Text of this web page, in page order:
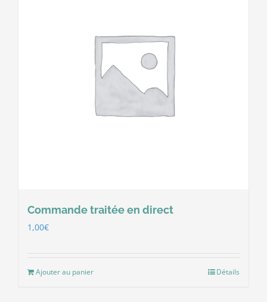
Commande traitée en direct
1,00€
Ajouter au panier Détails